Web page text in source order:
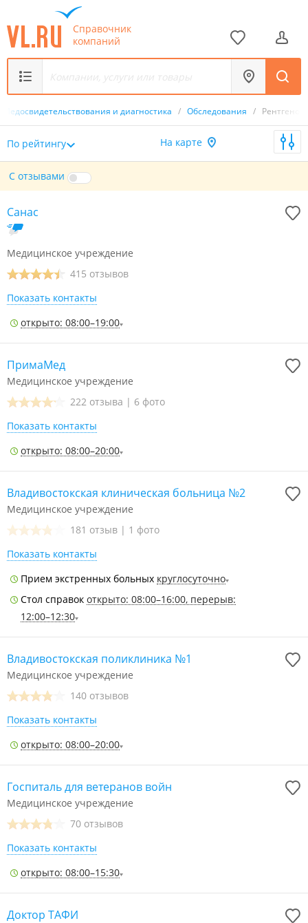
Справочник
компаний
Медосвидетельствования и диагностика / Обследования /
По рейтингу На карте
С отзывами
Санас
Медицинское учреждение
415 отзывов
Показать контакты
открыто: 08:00–19:00
ПримаМед
Медицинское учреждение
222 отзыва | 6 фото
Показать контакты
открыто: 08:00–20:00
Владивостокская клиническая больница №2
Медицинское учреждение
181 отзыв | 1 фото
Показать контакты
Прием экстренных больных круглосуточно
Стол справок открыто: 08:00–16:00, перерыв:
12:00–12:30
Владивостокская поликлиника №1
Медицинское учреждение
140 отзывов
Показать контакты
открыто: 08:00–20:00
Госпиталь для ветеранов войн
Медицинское учреждение
70 отзывов
Показать контакты
открыто: 08:00–15:30
Доктор ТАФИ